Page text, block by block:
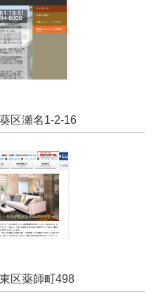
区瀬名1-2-16
区薬師町498